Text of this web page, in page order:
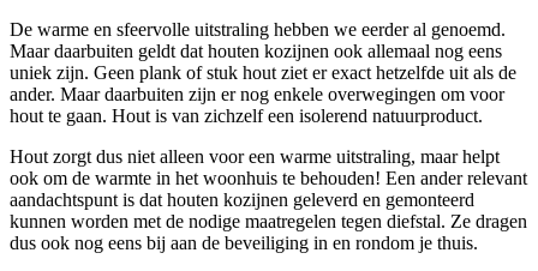
De warme en sfeervolle uitstraling hebben we eerder al genoemd.
Maar daarbuiten geldt dat houten kozijnen ook allemaal nog eens
uniek zijn. Geen plank of stuk hout ziet er exact hetzelfde uit als de
ander. Maar daarbuiten zijn er nog enkele overwegingen om voor
hout te gaan. Hout is van zichzelf een isolerend natuurproduct.
Hout zorgt dus niet alleen voor een warme uitstraling, maar helpt
ook om de warmte in het woonhuis te behouden! Een ander relevant
aandachtspunt is dat houten kozijnen geleverd en gemonteerd
kunnen worden met de nodige maatregelen tegen diefstal. Ze dragen
dus ook nog eens bij aan de beveiliging in en rondom je thuis.